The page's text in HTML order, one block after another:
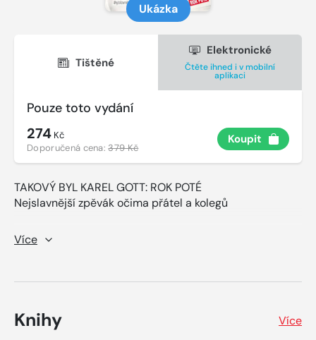
Ukázka
Tištěné
Elektronické
Čtěte ihned i v mobilní
aplikaci
Pouze toto vydání
274 Kč
Doporučená cena:379 Kč
Koupit
TAKOVÝ BYL KAREL GOTT: ROK POTÉ
Nejslavnější zpěvák očima přátel a kolegů
Rozšířené a doplněné knižní vydání rozhovorů s přáteli a
kolegy Karla Gotta.
prostřednictvím vzpomínek a vyprávění Jiřiny
Krampola, Lucie Bílé a čtyřiceti dalších osobností, které
mu byly nablízku.
Více
Knihy Více